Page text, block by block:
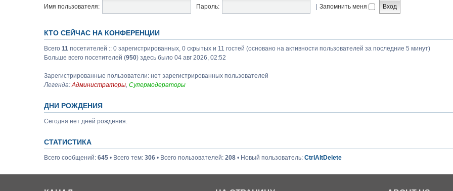
Имя пользователя: Пароль: Запомнить меня
КТО СЕЙЧАС НА КОНФЕРЕНЦИИ
Всего 11 посетителей :: 0 зарегистрированных, 0 скрытых и 11 гостей (основано на активности пользователей за последние 5 минут)
Больше всего посетителей (950) здесь было 04 авг 2026, 02:52
Зарегистрированные пользователи: нет зарегистрированных пользователей
Легенда:Администраторы, Супермодераторы
ДНИ РОЖДЕНИЯ
Сегодня нет дней рождения.
СТАТИСТИКА
Всего сообщений: 645 • Всего тем: 306 • Всего пользователей: 208 • Новый пользователь: CtrlAltDelete